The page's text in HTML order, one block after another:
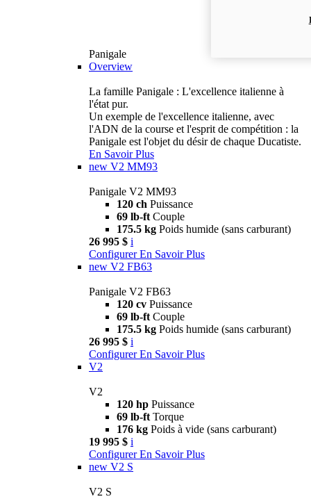
Panigale
Overview
La famille Panigale : L'excellence italienne à
l'état pur.
Un exemple de l'excellence italienne, avec
l'ADN de la course et l'esprit de compétition : la
Panigale est l'objet du désir de chaque Ducatiste.
En Savoir Plus
new V2 MM93
Panigale V2 MM93
120 ch Puissance
69 lb-ft Couple
175.5 kg Poids humide (sans carburant)
26 995 $ i
Configurer En Savoir Plus
new V2 FB63
Panigale V2 FB63
120 cv Puissance
69 lb-ft Couple
175.5 kg Poids humide (sans carburant)
26 995 $ i
Configurer En Savoir Plus
V2
V2
120 hp Puissance
69 lb-ft Torque
176 kg Poids à vide (sans carburant)
19 995 $ i
Configurer En Savoir Plus
new V2 S
V2 S